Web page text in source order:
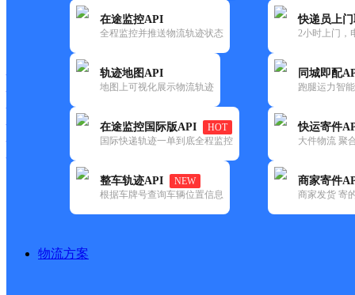
在途监控API
全程监控并推送物流轨迹状态
轨迹地图API
地图上可视化展示物流轨迹
在途监控国际版API
HOT
国际快递轨迹一单到底全程监控
整车轨迹API
NEW
根据车牌号查询车辆位置信息
快递员上
2小时上门，
同城即配
跑腿运力智
快运寄件
大件物流 聚
商家寄件
商家发货 寄
物流方案
快运大全 快递时效
网点筛选